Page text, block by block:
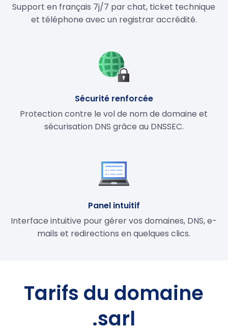
Support en français 7j/7 par chat, ticket technique
et téléphone avec un registrar accrédité.
Sécurité renforcée
Protection contre le vol de nom de domaine et
sécurisation DNS grâce au DNSSEC.
Panel intuitif
Interface intuitive pour gérer vos domaines, DNS, e-
mails et redirections en quelques clics.
Tarifs du domaine
.sarl